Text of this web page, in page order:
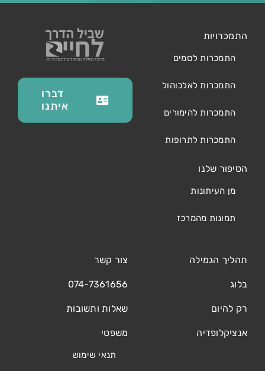
התמכרויות
התמכרות לסמים
התמכרות לאלכוהול
התמכרות להימורים
התמכרות לתרופות
הסיפור שלנו
מן העיתונות
תמונות מהמרכז
תהליך הגמילה
בלוג
רק להיום
אנציקלופדיה
צור קשר
074-7361656
שאלות ותשובות
משפטי
תנאי שימוש
דברו
איתנו